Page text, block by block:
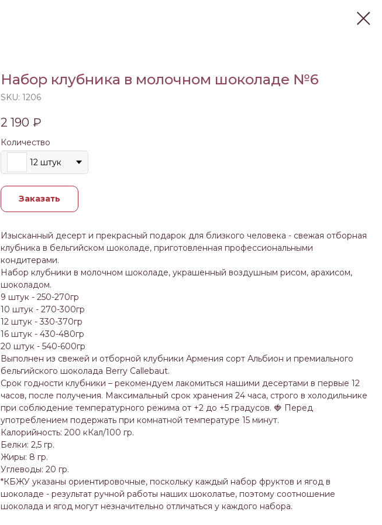
Набор клубника в молочном шоколаде №6
SKU: 1206
2 190 ₽
Количество
12 штук
Заказать
Изысканный десерт и прекрасный подарок для близкого человека - свежая отборная
клубника в бельгийском шоколаде, приготовленная профессиональными
кондитерами.
Набор клубники в молочном шоколаде, украшенный воздушным рисом, арахисом,
шоколадом.
9 штук - 250-270гр
10 штук - 270-300гр
12 штук - 330-370гр
16 штук - 430-480гр
20 штук - 540-600гр
Выполнен из свежей и отборной клубники Армения сорт Альбион и премиального
бельгийского шоколада Berry Callebaut.
Срок годности клубники – рекомендуем лакомиться нашими десертами в первые 12
часов, после получения. Максимальный срок хранения 24 часа, строго в холодильнике
при соблюдение температурного режима от +2 до +5 градусов. 🍓 Перед
употреблением подержать при комнатной температуре 15 минут.
Калорийность: 200 кКал/100 гр.
Белки: 2,5 гр.
Жиры: 8 гр.
Углеводы: 20 гр.
*КБЖУ указаны ориентировочные, поскольку каждый набор фруктов и ягод в
шоколаде - результат ручной работы наших шоколатье, поэтому соотношение
шоколада и ягод могут незначительно отличаться у каждого набора.